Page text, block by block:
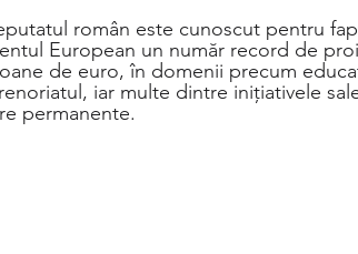
român este cunoscut pentru
European un număr record de
de euro, în domenii precum
iar multe dintre inițiativele
permanente.